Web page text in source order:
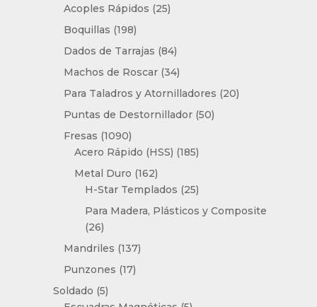
Acoples Rápidos 2525
Boquillas 198198
productos
Dados de Tarrajas 8484
productos
Machos de Roscar 3434
productos
Para Taladros y Atornilladores 2020
Puntas de Destornillador 5050
Fresas 10901090
productos
Acero Rápido (HSS) 185185
Metal Duro 162162
productos
H-Star Templados 2525
productos
Para Madera, Plásticos y Composite
2626
productos
Mandriles 137137
Punzones 1717
Soldado 55